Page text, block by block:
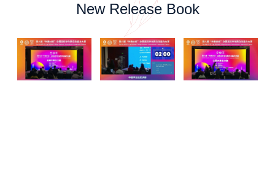
New Release Book